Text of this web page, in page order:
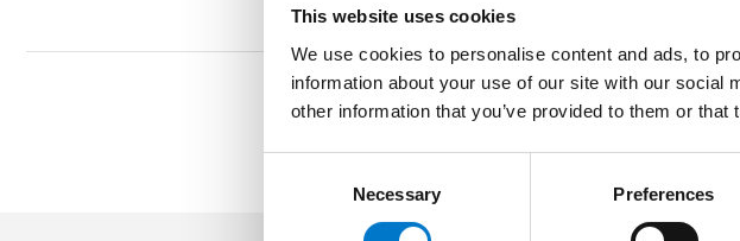
This website uses cookies
We use cookies to personalise content and ads, to
information about your use of our site with our social
other information that you’ve provided to them or
Necessary Preferences